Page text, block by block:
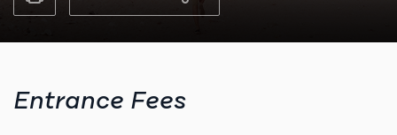
Entrance Fees